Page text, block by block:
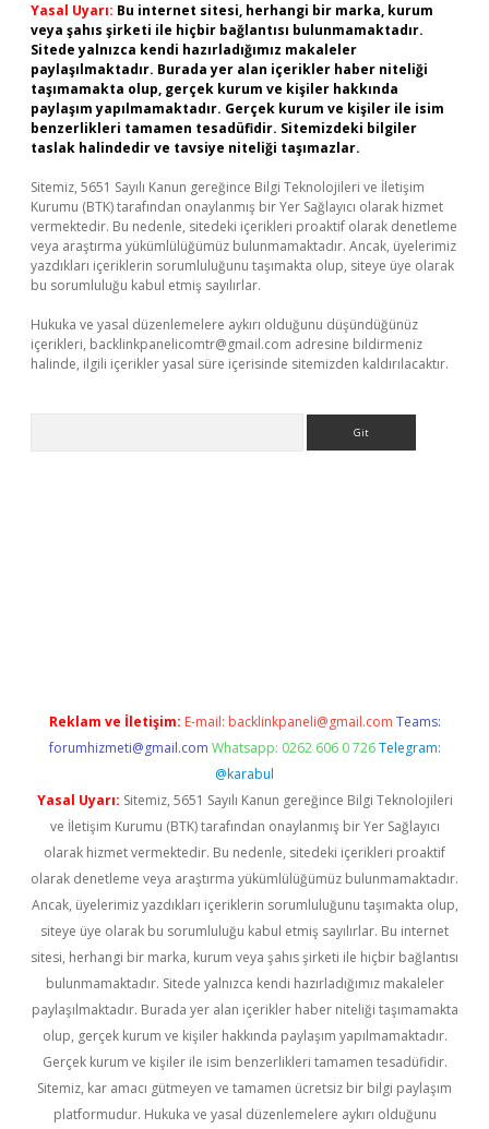
Yasal Uyarı: Bu internet sitesi, herhangi bir marka, kurum
veya şahıs şirketi ile hiçbir bağlantısı bulunmamaktadır.
Sitede yalnızca kendi hazırladığımız makaleler
paylaşılmaktadır. Burada yer alan içerikler haber niteliği
taşımamakta olup, gerçek kurum ve kişiler hakkında
paylaşım yapılmamaktadır. Gerçek kurum ve kişiler ile isim
benzerlikleri tamamen tesadüfidir. Sitemizdeki bilgiler
taslak halindedir ve tavsiye niteliği taşımazlar.
Sitemiz, 5651 Sayılı Kanun gereğince Bilgi Teknolojileri ve İletişim
Kurumu (BTK) tarafından onaylanmış bir Yer Sağlayıcı olarak hizmet
vermektedir. Bu nedenle, sitedeki içerikleri proaktif olarak denetleme
veya araştırma yükümlülüğümüz bulunmamaktadır. Ancak, üyelerimiz
yazdıkları içeriklerin sorumluluğunu taşımakta olup, siteye üye olarak
bu sorumluluğu kabul etmiş sayılırlar.
Hukuka ve yasal düzenlemelere aykırı olduğunu düşündüğünüz
içerikleri, backlinkpanelicomtr@gmail.com adresine bildirmeniz
halinde, ilgili içerikler yasal süre içerisinde sitemizden kaldırılacaktır.
Reklam ve İletişim: E-mail: backlinkpaneli@gmail.com Teams:
forumhizmeti@gmail.com Whatsapp: 0262 606 0 726 Telegram:
@karabul
Yasal Uyarı: Sitemiz, 5651 Sayılı Kanun gereğince Bilgi Teknolojileri
ve İletişim Kurumu (BTK) tarafından onaylanmış bir Yer Sağlayıcı
olarak hizmet vermektedir. Bu nedenle, sitedeki içerikleri proaktif
olarak denetleme veya araştırma yükümlülüğümüz bulunmamaktadır.
Ancak, üyelerimiz yazdıkları içeriklerin sorumluluğunu taşımakta olup,
siteye üye olarak bu sorumluluğu kabul etmiş sayılırlar. Bu internet
sitesi, herhangi bir marka, kurum veya şahıs şirketi ile hiçbir bağlantısı
bulunmamaktadır. Sitede yalnızca kendi hazırladığımız makaleler
paylaşılmaktadır. Burada yer alan içerikler haber niteliği taşımamakta
olup, gerçek kurum ve kişiler hakkında paylaşım yapılmamaktadır.
Gerçek kurum ve kişiler ile isim benzerlikleri tamamen tesadüfidir.
Sitemiz, kar amacı gütmeyen ve tamamen ücretsiz bir bilgi paylaşım
platformudur. Hukuka ve yasal düzenlemelere aykırı olduğunu